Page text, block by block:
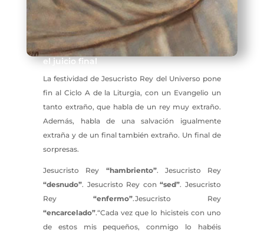
el juicio final
La festividad de Jesucristo Rey del Universo pone
fin al Ciclo A de la Liturgia, con un Evangelio un
tanto extraño, que habla de un rey muy extraño.
Además, habla de una salvación igualmente
extraña y de un final también extraño. Un final de
sorpresas.
Jesucristo Rey “hambriento”. Jesucristo Rey
“desnudo”. Jesucristo Rey con“sed”. Jesucristo
Rey “enfermo”.Jesucristo Rey
“encarcelado”.“Cada vez que lo hicisteis con uno
de estos mis pequeños, conmigo lo habéis